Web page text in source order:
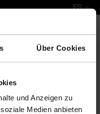
Über Cookies
und Anzeigen zu
Medien anbieten
ES
Colour & Protect Set